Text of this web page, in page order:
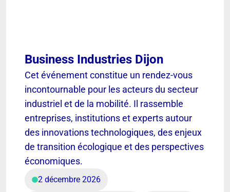
Business Industries Dijon
Cet événement constitue un rendez-vous
incontournable pour les acteurs du secteur
industriel et de la mobilité. Il rassemble
entreprises, institutions et experts autour
des innovations technologiques, des enjeux
de transition écologique et des perspectives
économiques.
2 décembre 2026